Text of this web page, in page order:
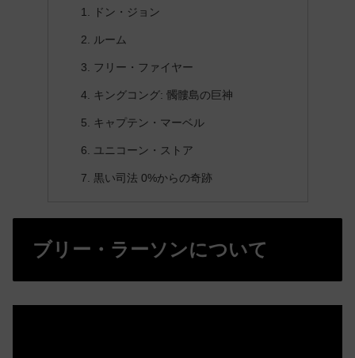
ドン・ジョン
ルーム
フリー・ファイヤー
キングコング: 髑髏島の巨神
キャプテン・マーベル
ユニコーン・ストア
黒い司法 0%からの奇跡
ブリー・ラーソンについて